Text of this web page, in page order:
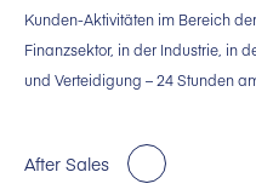
Kunden-Aktivitäten im Bereich
Finanzsektor, in der Industrie, in
und Verteidigung – 24 Stunden
After Sales